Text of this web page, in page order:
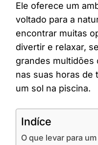
Ele oferece um
voltado para a
encontrar muitas
divertir e relaxar,
grandes multidões
nas suas horas de
um sol na piscina.
Indíce
O que levar para